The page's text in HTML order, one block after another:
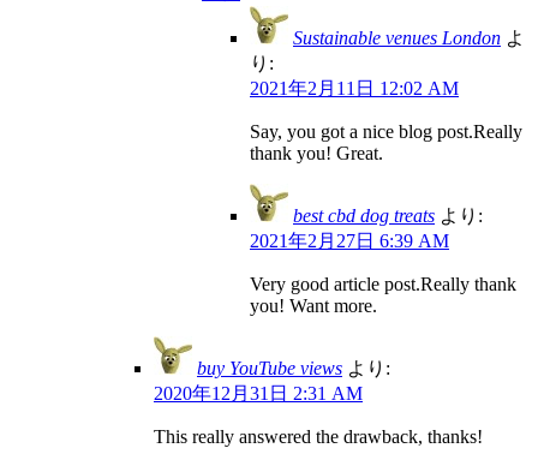
Sustainable venues London よ
り:
2021年2月11日 12:02 AM
Say, you got a nice blog post.Really
thank you! Great.
best cbd dog treats より:
2021年2月27日 6:39 AM
Very good article post.Really thank
you! Want more.
buy YouTube views より:
2020年12月31日 2:31 AM
This really answered the drawback, thanks!